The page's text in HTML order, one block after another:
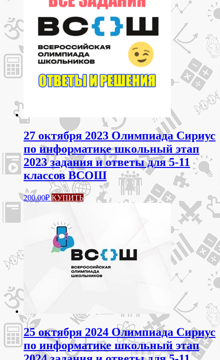
27 октября 2023 Олимпиада Сириус
по информатике школьный этап
2023 задания и ответы для 5-11
классов ВСОШ
200.00₽ КУПИТЬЭтот
товар
можно
выбрать
на
странице
25 октября 2024 Олимпиада Сириус
по информатике школьный этап